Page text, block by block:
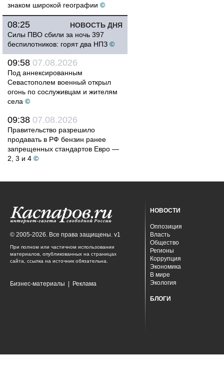
знаком широкой географии ©
НОВОСТЬ ДНЯ
08:25
Силы ПВО сбили за ночь 397
беспилотников: горят два НПЗ ©
09:58 07.08.2026
Под аннексированным
Севастополем военный открыл
огонь по сослуживцам и жителям
села ©
09:38 07.08.2026
Правительство разрешило
продавать в РФ бензин ранее
запрещенных стандартов Евро —
2, 3 и 4 ©
© 2005-2026. Все права защищены. v1
При полном или частичном использовании
материалов, опубликованных на страницах
сайта, ссылка на источник обязательна.
Бизнес-материалы | Реклама
НОВОСТИ
Оппозиция
Власть
Общество
Регионы
Коррупция
Экономика
В мире
Экология
БЛОГИ